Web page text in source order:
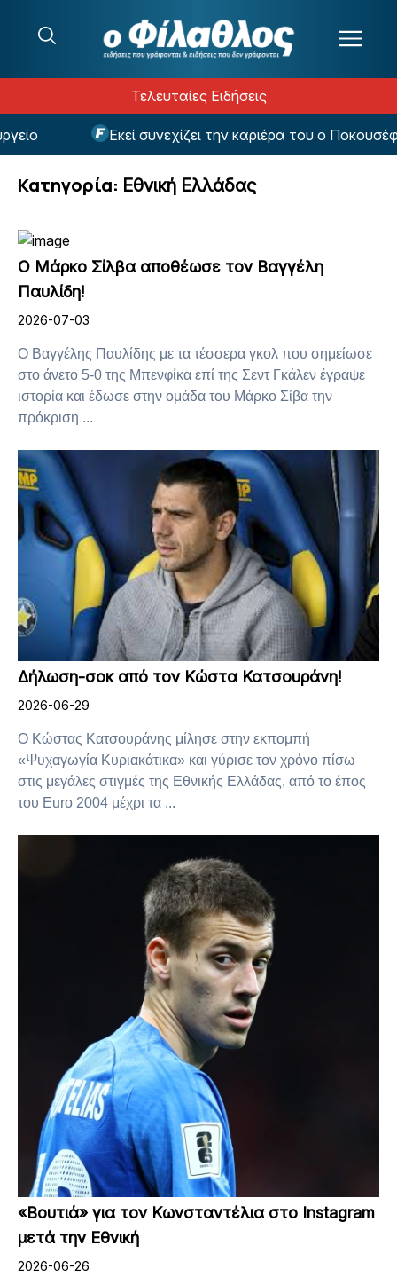
Τελευταίες Ειδήσεις
Εκεί συνεχίζει την καριέρα του ο Ποκουσέφσκι
Κατηγορία: Εθνική Ελλάδας
Ο Μάρκο Σίλβα αποθέωσε τον Βαγγέλη
Παυλίδη!
2026-07-03
Ο Βαγγέλης Παυλίδης με τα τέσσερα γκολ που σημείωσε
στο άνετο 5-0 της Μπενφίκα επί της Σεντ Γκάλεν έγραψε
ιστορία και έδωσε στην ομάδα του Μάρκο Σίβα την
πρόκριση ...
Δήλωση-σοκ από τον Κώστα Κατσουράνη!
2026-06-29
Ο Κώστας Κατσουράνης μίλησε στην εκπομπή
«Ψυχαγωγία Κυριακάτικα» και γύρισε τον χρόνο πίσω
στις μεγάλες στιγμές της Εθνικής Ελλάδας, από το έπος
του Euro 2004 μέχρι τα ...
«Βουτιά» για τον Κωνσταντέλια στο Instagram
μετά την Εθνική
2026-06-26